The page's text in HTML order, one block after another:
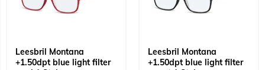
Leesbril Montana
+1.50dpt blue light filter
Leesbril Montana
+1.50dpt blue light filter